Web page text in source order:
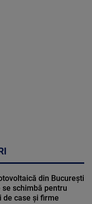
din București
se schimbă pentru
de case și firme